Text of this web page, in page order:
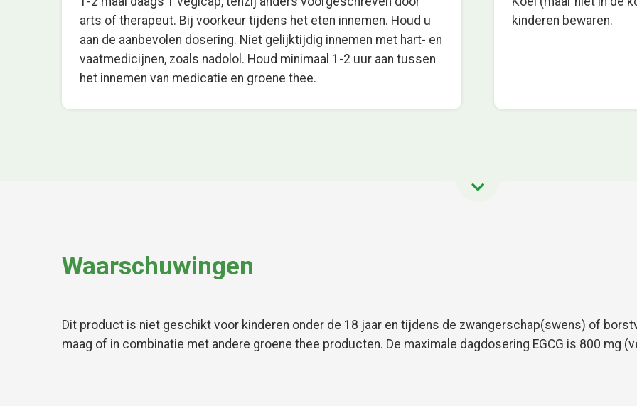
arts of therapeut. Bij voorkeur tijdens het eten innemen. Houd u
aan de aanbevolen dosering. Niet gelijktijdig innemen met hart- en
vaatmedicijnen, zoals nadolol. Houd minimaal 1-2 uur aan tussen
het innemen van medicatie en groene thee.
kinderen bewaren.
Waarschuwingen
Dit product is niet geschikt voor kinderen onder de 18 jaar en tijdens de zwangerschap(swens) of
maag of in combinatie met andere groene thee producten. De maximale dagdosering EGCG is 800 mg